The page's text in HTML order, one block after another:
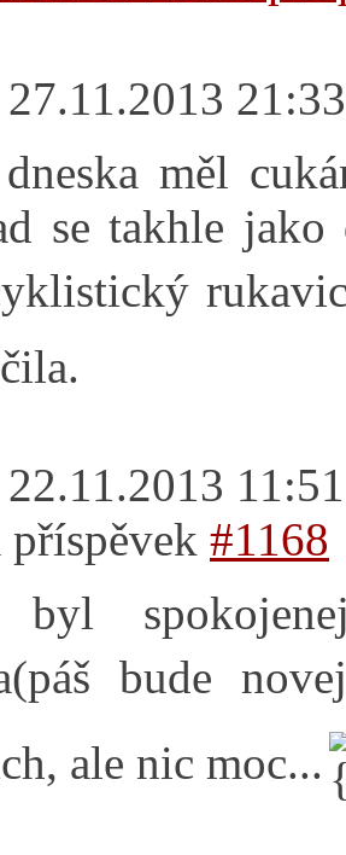
měl
se takhle
příspěvek #1168
bude
ale nic moc...